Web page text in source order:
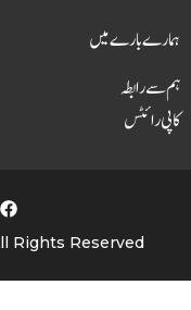
ہمارے بارے میں
ہم سے رابطہ
کاپی رائٹس
Rights Reserved